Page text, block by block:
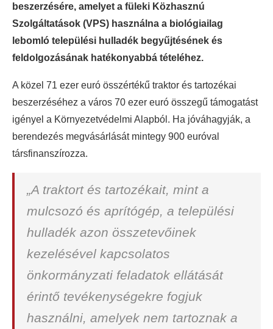
beszerzésére, amelyet a füleki Közhasznú
Szolgáltatások (VPS) használna a biológiailag
lebomló települési hulladék begyűjtésének és
feldolgozásának hatékonyabbá tételéhez.
A közel 71 ezer euró összértékű traktor és tartozékai
beszerzéséhez a város 70 ezer euró összegű támogatást
igényel a Környezetvédelmi Alapból. Ha jóváhagyják, a
berendezés megvásárlását mintegy 900 euróval
társfinanszírozza.
„A traktort és tartozékait, mint a
mulcsozó és aprítógép, a települési
hulladék azon összetevőinek
kezelésével kapcsolatos
önkormányzati feladatok ellátását
érintő tevékenységekre fogjuk
használni, amelyek nem tartoznak a